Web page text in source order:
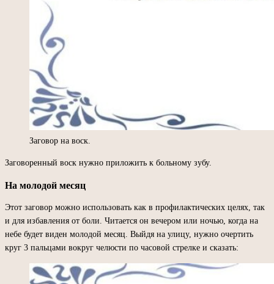
Заговор на воск.
Заговоренный воск нужно приложить к больному зубу.
На молодой месяц
Этот заговор можно использовать как в профилактических целях, так
и для избавления от боли. Читается он вечером или ночью, когда на
небе будет виден молодой месяц. Выйдя на улицу, нужно очертить
круг 3 пальцами вокруг челюсти по часовой стрелке и сказать: